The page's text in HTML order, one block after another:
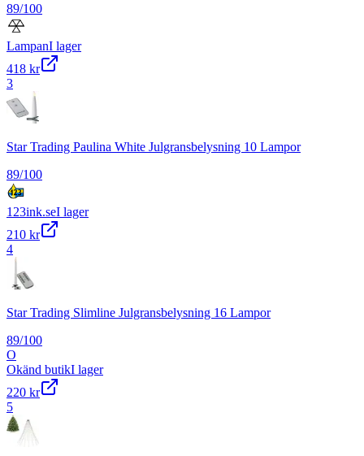
89/100
LampanI lager
418 kr
3
Star Trading Paulina White Julgransbelysning 10 Lampor
89/100
123ink.seI lager
210 kr
4
Star Trading Slimline Julgransbelysning 16 Lampor
89/100
O
Okänd butikI lager
220 kr
5